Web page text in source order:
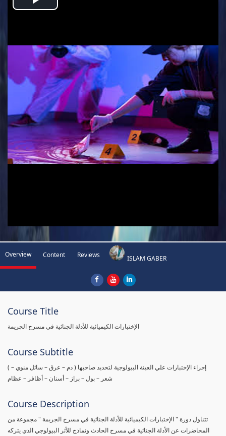
Play
Overview Content Reviews ISLAM GABER
Course Title
الإختبارات الكيميائية للأدلة الجنائية في مسرح الجريمة
Course Subtitle
( إجراء الإختبارات علي العينة البيولوجية لتحديد صاحبها ( دم – عرق – سائل منوي –
شعر – بول – براز – أسنان – أظافر – عظام
Course Description
تتناول دورة " الإختبارات الكيميائية للأدلة الجنائية في مسرح الجريمة " مجموعة من
المحاضرات عن الأدلة الجنائية في مسرح الحادث ونماذج للأثر البيولوجي الذي يتركه